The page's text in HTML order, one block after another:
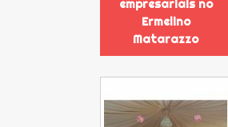
empresariais no
Ermelino
Matarazzo